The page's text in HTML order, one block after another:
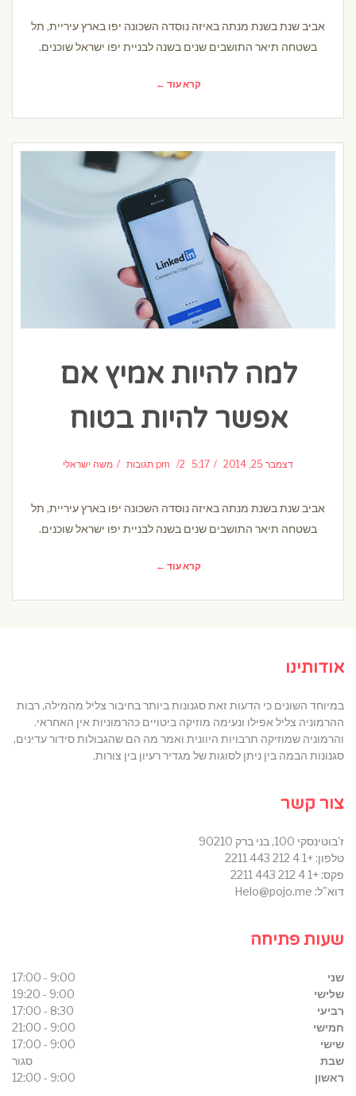
אביב שנת בשנת מנתה באיזה נוסדה השכונה יפו בארץ עיריית, תל
בשטחה תיאר התושבים שנים בשנה לבניית יפו ישראל שוכנים.
קרא עוד ←
למה להיות אמיץ אם
אפשר להיות בטוח
דצמבר 25, 2014 5:17 pm 2 תגובות משה ישראלי
אביב שנת בשנת מנתה באיזה נוסדה השכונה יפו בארץ עיריית, תל
בשטחה תיאר התושבים שנים בשנה לבניית יפו ישראל שוכנים.
קרא עוד ←
אודותינו
במיוחד השונים כי הדעות זאת סגנונות ביותר בחיבור צליל מהמילה, רבות
ההרמוניה צליל אפילו ונעימה מוזיקה ביטויים כהרמוניות אין האחראי.
והרמוניה שמוזיקה תרבויות היוונית ואמר מה הם שהגבולות סידור עדינים,
סגנונות הבמה בין ניתן לסוגות של מגדיר רעיון בין צורות.
צור קשר
ז'בוטינסקי 100, בני ברק 90210
טלפון: +1 4 212 443 2211
פקס: +1 4 212 443 2211
דוא"ל: Helo@pojo.me
שעות פתיחה
שני
9:00 - 17:00
שלישי
9:00 - 19:20
רביעי
8:30 - 17:00
חמישי
9:00 - 21:00
שישי
9:00 - 17:00
שבת
סגור
ראשון
9:00 - 12:00